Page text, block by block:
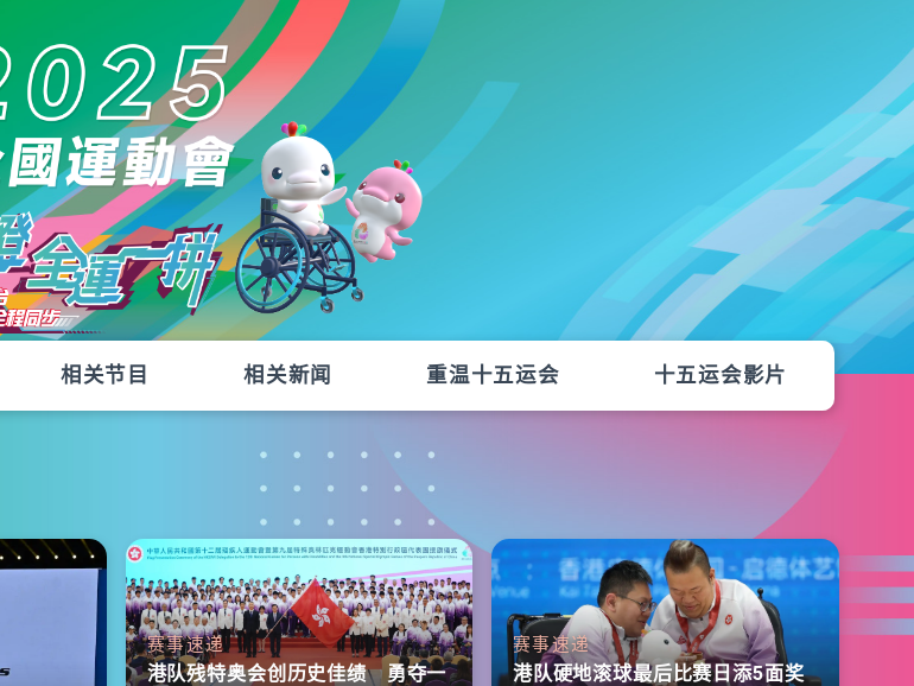
相关节目 相关新闻 重温十五运会 十五运会影片
赛事速递
港队残特奥会创历史佳绩 勇夺一
赛事速递
港队硬地滚球最后比赛日添5面奖